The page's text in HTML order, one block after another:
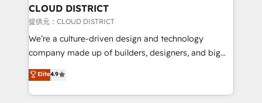
inbound and loop marketing, content, and digital
creativity. Our multicultural team works in Spanish,
Portuguese, and English to design scalable strategies
that drive measurable growth. 🌎 Highlights: • 10+
Platform Migration Excellence. • Top 3 Partner of the
Year LATAM 2022, 2023, 2024, 2025. • Partner of the
CLOUD DISTRICT
提供元：CLOUD DISTRICT
We’re a culture-driven design and technology
company made up of builders, designers, and big
thinkers. We blend strategy, design, and
development—always fueled by curiosity—to turn
ideas, opportunities, and challenges into meaningful
Elite4.9